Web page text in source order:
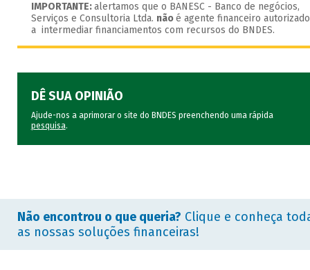
IMPORTANTE:alertamos que o BANESC - Banco de negócios,
Serviços e Consultoria Ltda. nãoé agente financeiro autorizado
a intermediar financiamentos com recursos do BNDES.
DÊ SUA OPINIÃO
Ajude-nos a aprimorar o site do BNDES preenchendo uma rápida
pesquisa.
Não encontrou o que queria? Clique e conheça
as nossas soluções financeiras!